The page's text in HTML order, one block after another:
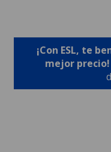
¡Con ESL, te
mejor precio!